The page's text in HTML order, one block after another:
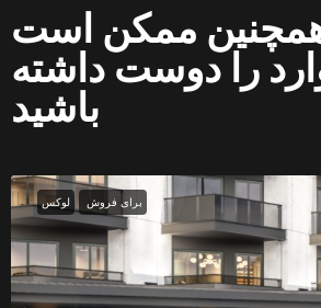
ممکن است
را دوست داشته
باشید
برای فروش لوکس